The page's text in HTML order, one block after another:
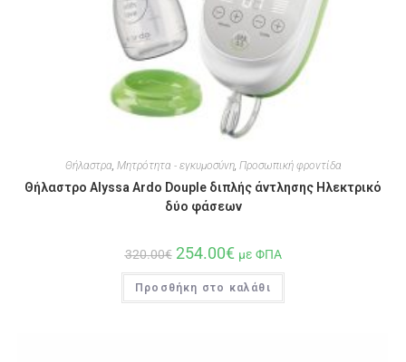
Θήλαστρα, Μητρότητα - εγκυμοσύνη, Προσωπική φροντίδα
Θήλαστρο Alyssa Ardo Douple διπλής άντλησης Ηλεκτρικό
δύο φάσεων
320.00€ 254.00€ με ΦΠΑ
Προσθήκη στο καλάθι